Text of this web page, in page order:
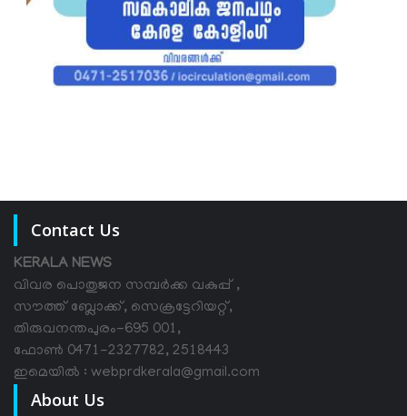
Contact Us
KERALA NEWS
വിവര പൊതുജന സമ്പര്‍ക്ക വകുപ്പ് ,
സൗത്ത് ബ്ലോക്ക്, സെക്രട്ടേറിയറ്റ്,
തിരുവനന്തപുരം-695 001,
ഫോൺ 0471-2327782, 2518443
ഇമെയിൽ : webprdkerala@gmail.com
About Us